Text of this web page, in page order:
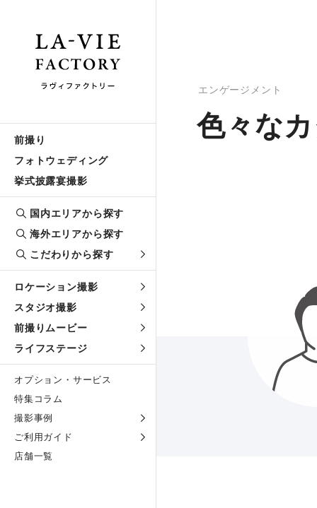
前撮り
フォトウェディング
挙式披露宴撮影
国内エリアから探す
海外エリアから探す
こだわりから探す
ロケーション撮影
スタジオ撮影
前撮りムービー
ライフステージ
オプション・サービス
特集コラム
撮影事例
ご利用ガイド
店舗一覧
エンゲージメント
色々な